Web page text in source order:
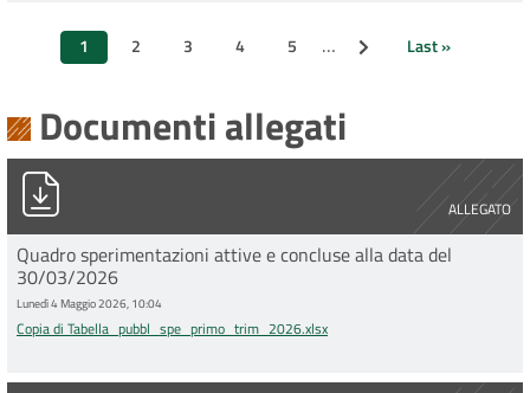
Pagina
1 Page
2 Page
3 Page
4 Page
5 … Pagina successiva
Ultima
Last »
Documenti allegati
ALLEGATO
Copia di Tabella_pubbl_spe_primo_trim_2026.xlsx
Quadro sperimentazioni attive e concluse alla data del
30/03/2026
Lunedì 4 Maggio 2026, 10:04
Copia di Tabella_pubbl_spe_primo_trim_2026.xlsx